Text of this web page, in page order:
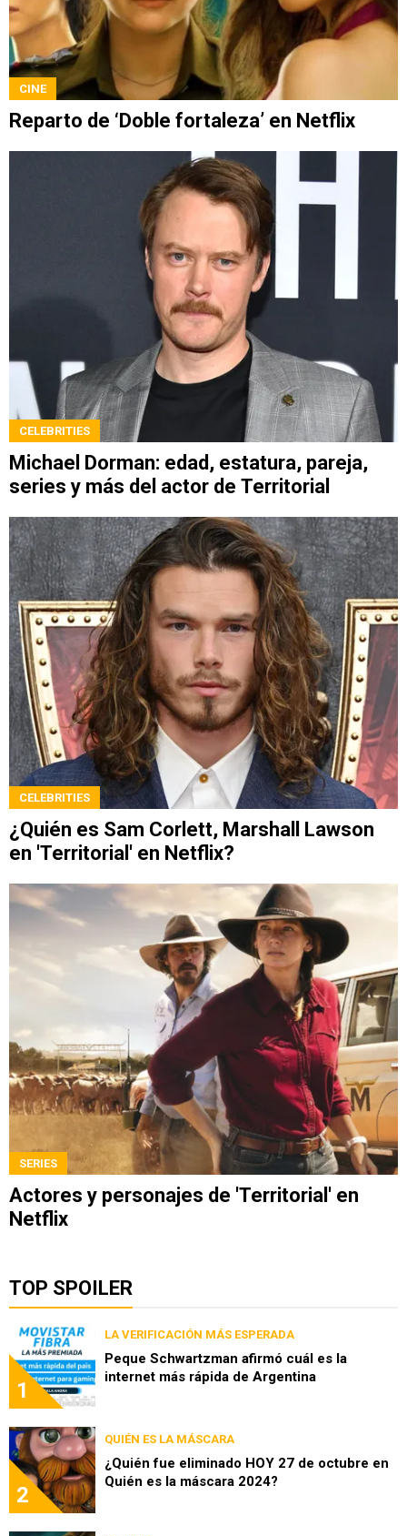
CINE
Reparto de ‘Doble fortaleza’ en Netflix
CELEBRITIES
Michael Dorman: edad, estatura, pareja,
series y más del actor de Territorial
CELEBRITIES
¿Quién es Sam Corlett, Marshall Lawson
en 'Territorial' en Netflix?
SERIES
Actores y personajes de 'Territorial' en
Netflix
TOP SPOILER
1
LA VERIFICACIÓN MÁS ESPERADA
Peque Schwartzman afirmó cuál es la
internet más rápida de Argentina
2
QUIÉN ES LA MÁSCARA
¿Quién fue eliminado HOY 27 de octubre en
Quién es la máscara 2024?